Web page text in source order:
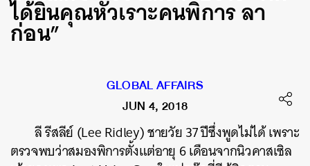
ได้ยินคุณหัวเราะคนพิการ ลา
ก่อน”
GLOBAL AFFAIRS
JUN 4, 2018
ลี รีสลีย์ (Lee Ridley) ชายวัย 37 ปีซึ่งพูดไม่ได้ เพราะ
ตรวจพบว่าสมองพิการตั้งแต่อายุ 6 เดือนจากนิวคาสเซิล